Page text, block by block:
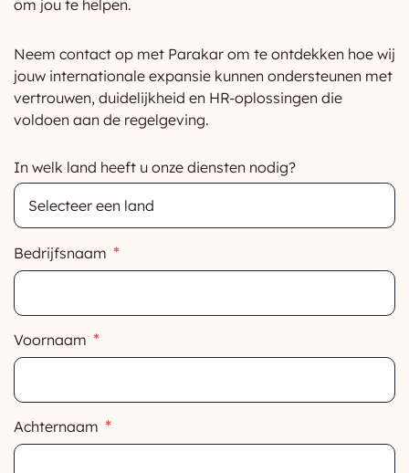
om jou te helpen.
Neem contact op met Parakar om te ontdekken hoe wij
jouw internationale expansie kunnen ondersteunen met
vertrouwen, duidelijkheid en HR-oplossingen die
voldoen aan de regelgeving.
In welk land heeft u onze diensten nodig?
Bedrijfsnaam
Voornaam
Achternaam